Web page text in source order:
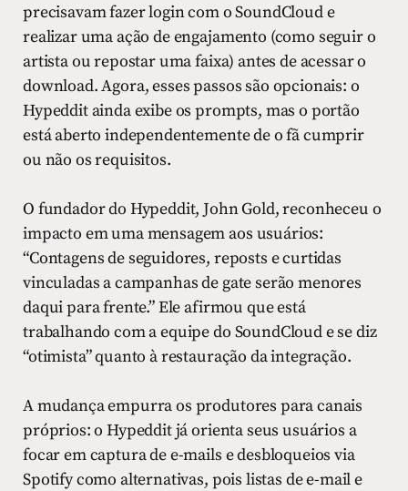
precisavam fazer login com o SoundCloud e
realizar uma ação de engajamento (como seguir o
artista ou repostar uma faixa) antes de acessar o
download. Agora, esses passos são opcionais: o
Hypeddit ainda exibe os prompts, mas o portão
está aberto independentemente de o fã cumprir
ou não os requisitos.
O fundador do Hypeddit, John Gold, reconheceu o
impacto em uma mensagem aos usuários:
“Contagens de seguidores, reposts e curtidas
vinculadas a campanhas de gate serão menores
daqui para frente.” Ele afirmou que está
trabalhando com a equipe do SoundCloud e se diz
“otimista” quanto à restauração da integração.
A mudança empurra os produtores para canais
próprios: o Hypeddit já orienta seus usuários a
focar em captura de e-mails e desbloqueios via
Spotify como alternativas, pois listas de e-mail e